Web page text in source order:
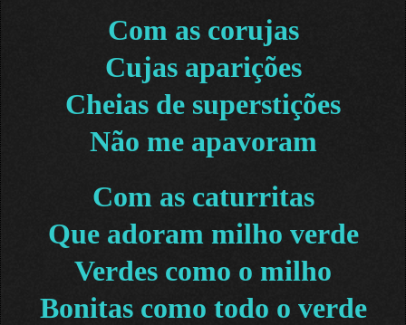
Com as corujas
Cujas aparições
Cheias de superstições
Não me apavoram
Com as caturritas
Que adoram milho verde
Verdes como o milho
Bonitas como todo o verde